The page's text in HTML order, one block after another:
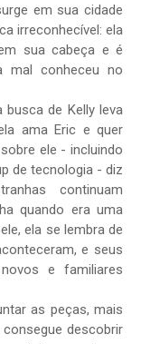
em sua cidade
irreconhecível: ela
sua cabeça e é
mal conheceu no
busca de Kelly leva
ama Eric e quer
ele - incluindo
de tecnologia - diz
continuam
quando era uma
ela se lembra de
e seus
e familiares
as peças, mais
consegue descobrir